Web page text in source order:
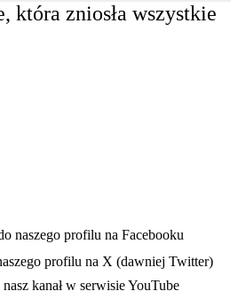
która zniosła wszystkie
się w nowej karcie
naszego profilu na Facebooku
profilu na X (dawniej Twitter)
się w nowej karcie
kanał w serwisie YouTube